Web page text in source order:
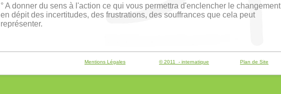
° A donner du sens à l'action ce qui vous permettra d'enclencher le changement
en dépit des incertitudes, des frustrations, des souffrances que cela peut
représenter.
Mentions Légales © 2011 - internatique Plan de Site